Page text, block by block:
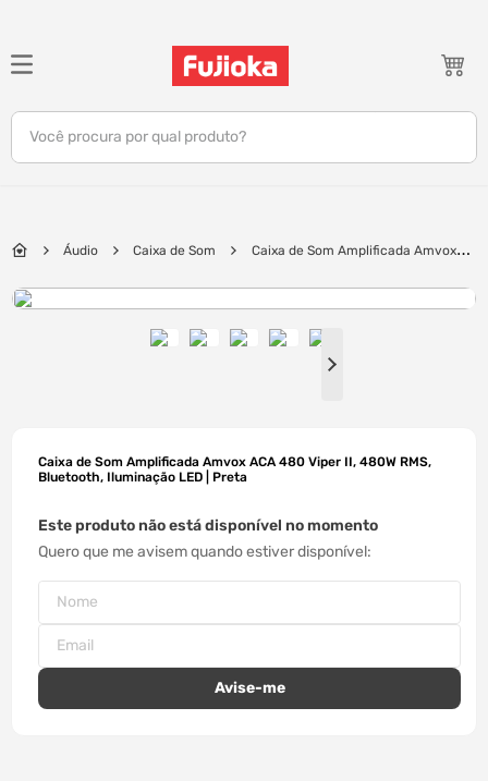
Você procura por qual produto?
Áudio Caixa de Som
Caixa de Som Amplificada Amvox
Caixa de Som Amplificada Amvox ACA 480 Viper II, 480W RMS,
Bluetooth, Iluminação LED | Preta
Este produto não está disponível no momento
Quero que me avisem quando estiver disponível
TERMOS MAIS BUSCADOS
1º
notebook
º
tablet
7
impressora
monitor
10 º fone